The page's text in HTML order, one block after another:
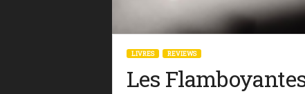
LIVRES REVIEWS
Les